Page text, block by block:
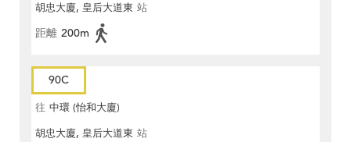
胡忠大廈, 皇后大道東 站
距離 200m
90C
往 中環 (怡和大廈)
胡忠大廈, 皇后大道東 站